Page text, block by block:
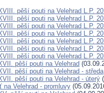
pěší pouti na Velehrad L.P.
pěší pouti na Velehrad L.P.
pěší pouti na Velehrad L.P.
pěší pouti na Velehrad L.P.
pěší pouti na Velehrad L.P.
pěší pouti na Velehrad L.P.
pěší pouti na Velehrad L.P.
pěší pouti na Velehrad
pěší pouti na Velehrad - středa
pěší pouti na Velehrad - úterý
na Velehrad - promluvy